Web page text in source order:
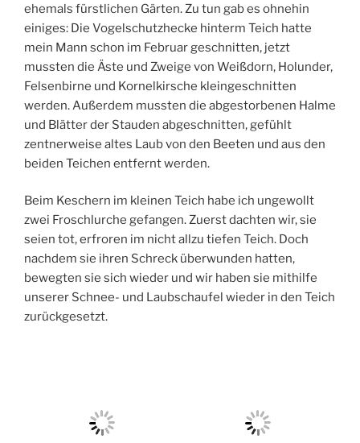
ehemals fürstlichen Gärten. Zu tun gab es ohnehin
einiges: Die Vogelschutzhecke hinterm Teich hatte
mein Mann schon im Februar geschnitten, jetzt
mussten die Äste und Zweige von Weißdorn, Holunder,
Felsenbirne und Kornelkirsche kleingeschnitten
werden. Außerdem mussten die abgestorbenen Halme
und Blätter der Stauden abgeschnitten, gefühlt
zentnerweise altes Laub von den Beeten und aus den
beiden Teichen entfernt werden.
Beim Keschern im kleinen Teich habe ich ungewollt
zwei Froschlurche gefangen. Zuerst dachten wir, sie
seien tot, erfroren im nicht allzu tiefen Teich. Doch
nachdem sie ihren Schreck überwunden hatten,
bewegten sie sich wieder und wir haben sie mithilfe
unserer Schnee- und Laubschaufel wieder in den Teich
zurückgesetzt.